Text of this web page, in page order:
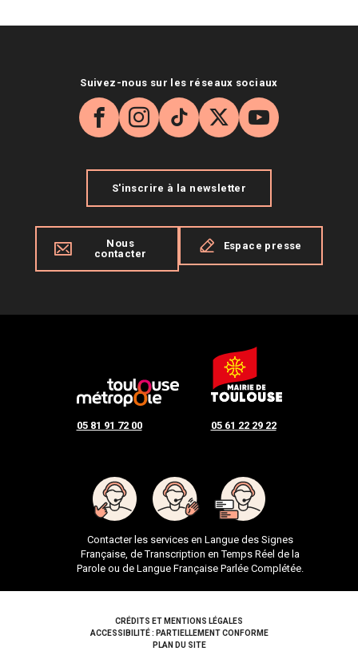
05 81 91 72 00 05 61 22 29 22
Contacter les services en Langue des Signes
Française, de Transcription en Temps Réel de la
Parole ou de Langue Française Parlée Complétée.
Suivez-nous sur les réseaux sociaux
Facebook
Instagram
TikTok
X YouTube
S'inscrire à la newsletter
Nous
contacter
Espace presse
Pied de pageCRÉDITS ET MENTIONS LÉGALES
ACCESSIBILITÉ : PARTIELLEMENT CONFORME
PLAN DU SITE